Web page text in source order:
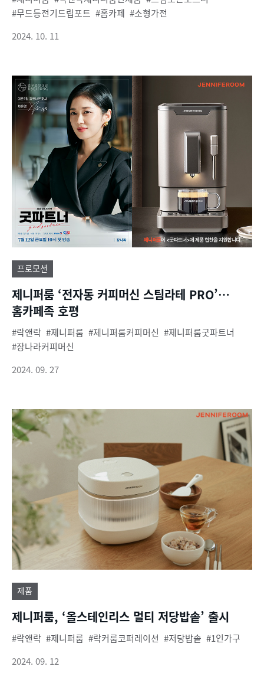
무드등전기드립포트
홈카페
소형가전
2024. 10. 11
프로모션
제니퍼룸 ‘전자동 커피머신 스팀라테 PRO’…
홈카페족 호평
락앤락 제니퍼룸 제니퍼룸커피머신
제니퍼룸굿파트너
장나라커피머신
2024. 09. 27
제품
제니퍼룸, ‘올스테인리스 멀티 저당밥솥’ 출시
락앤락 제니퍼룸 락커룸코퍼레이션 저당밥솥
1인가구
2024. 09. 12